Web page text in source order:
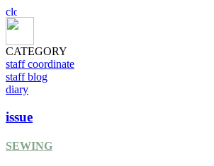
CATEGORY
staff coordinate
staff blog
diary
issue
SEWING